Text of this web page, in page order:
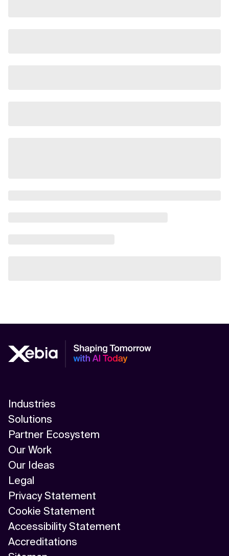
Industries
Solutions
Partner Ecosystem
Our Work
Our Ideas
Legal
Privacy Statement
Cookie Statement
Accessibility Statement
Accreditations